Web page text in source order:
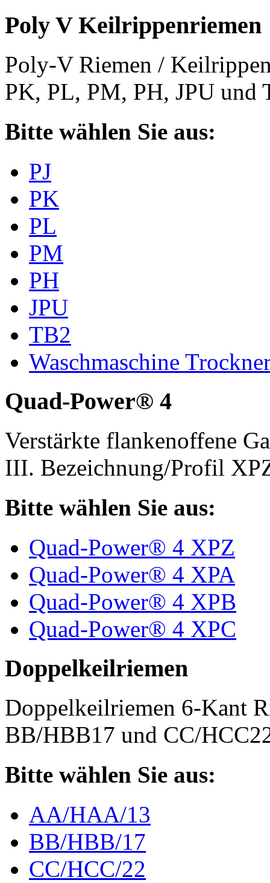
Poly V Keilrippenriemen
Poly-V Riemen /
PK, PL, PM, PH, JPU und
Bitte wählen Sie aus:
PJ
PK
PL
PM
PH
JPU
TB2
Waschmaschine
Quad-Power® 4
Verstärkte flankenoffene
III. Bezeichnung/Profil
Bitte wählen Sie aus:
Quad-Power® 4 XPZ
Quad-Power® 4 XPA
Quad-Power® 4 XPB
Quad-Power® 4 XPC
Doppelkeilriemen
Doppelkeilriemen 6-Kant
BB/HBB17 und CC/
Bitte wählen Sie aus:
AA/HAA/13
BB/HBB/17
CC/HCC/22